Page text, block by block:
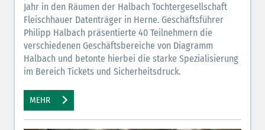
Jahr in den Räumen der Halbach Tochtergesellschaft
Fleischhauer Datenträger in Herne. Geschäftsführer
Philipp Halbach präsentierte 40 Teilnehmern die
verschiedenen Geschäftsbereiche von Diagramm
Halbach und betonte hierbei die starke Spezialisierung
im Bereich Tickets und Sicherheitsdruck.
MEHR